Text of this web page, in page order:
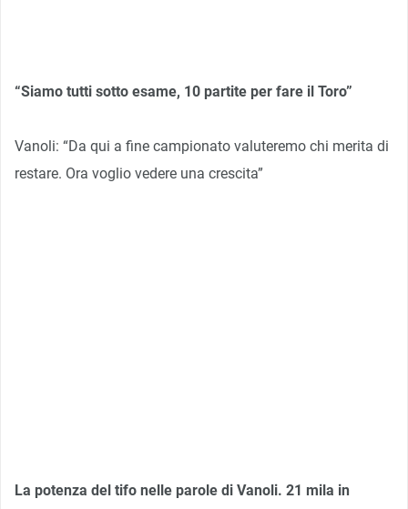
“Siamo tutti sotto esame, 10 partite per fare il Toro”
Vanoli: “Da qui a fine campionato valuteremo chi merita di
restare. Ora voglio vedere una crescita”
La potenza del tifo nelle parole di Vanoli. 21 mila in